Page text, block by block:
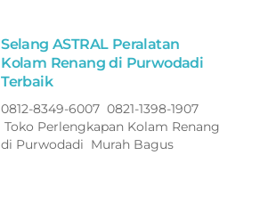
Selang ASTRAL Peralatan
Kolam Renang di Purwodadi
Terbaik
0812-8349-6007 0821-1398-1907
Toko Perlengkapan Kolam Renang
di Purwodadi Murah Bagus